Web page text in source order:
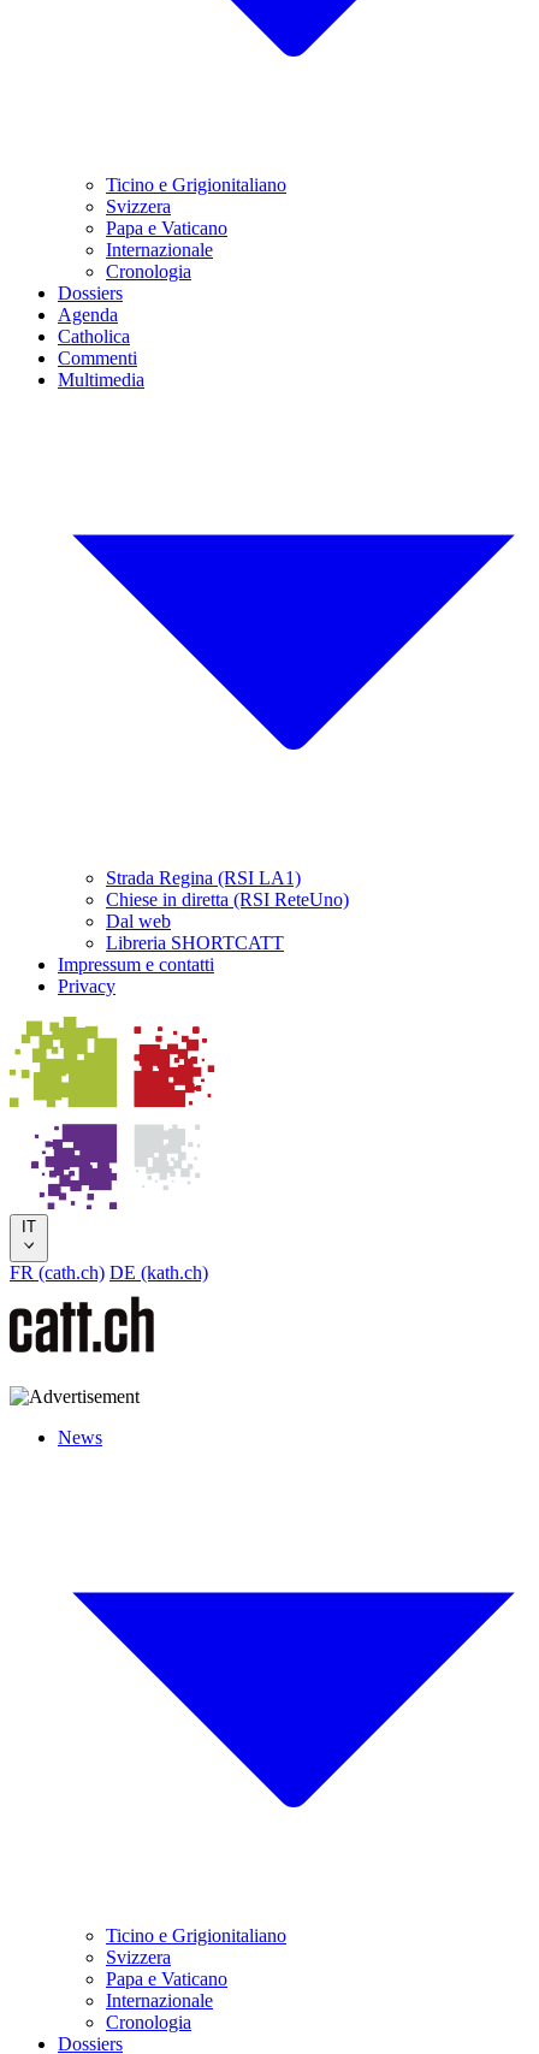
Ticino e Grigionitaliano
Svizzera
Papa e Vaticano
Internazionale
Cronologia
Dossiers
Agenda
Catholica
Commenti
Multimedia
Strada Regina (RSI LA1)
Chiese in diretta (RSI ReteUno)
Dal web
Libreria SHORTCATT
Impressum e contatti
Privacy
IT
FR (cath.ch) DE (kath.ch)
News
Ticino e Grigionitaliano
Svizzera
Papa e Vaticano
Internazionale
Cronologia
Dossiers